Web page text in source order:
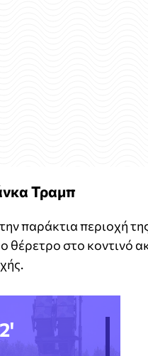
Τραμπ
παράκτια περιοχή
θέρετρο στο κοντινό